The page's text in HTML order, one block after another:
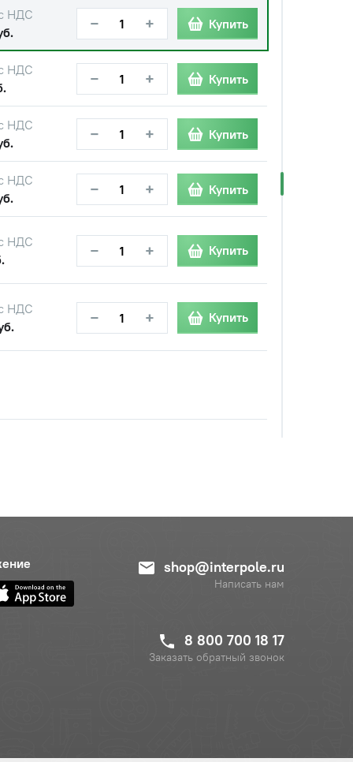
НДС
− + Купить
НДС
− + Купить
НДС
− + Купить
НДС
− + Купить
НДС
− + Купить
НДС
− + Купить
shop@interpole.ru
Написать нам
8 800 700 18 17
Заказать обратный звонок